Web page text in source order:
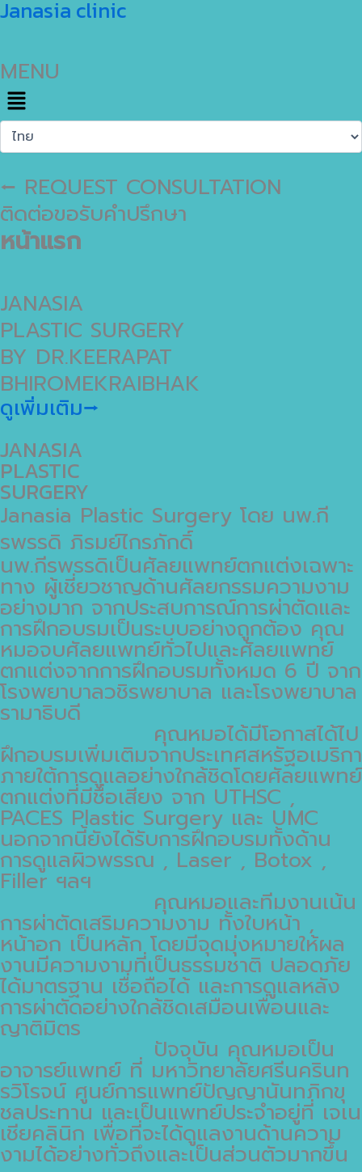
Skip
Janasia clinic
MENU
Choose
a
⭠ REQUEST CONSULTATION
ติดต่อขอรับคำปรึกษา
หน้าแรก
JANASIA
PLASTIC SURGERY
BY DR.KEERAPAT
BHIROMEKRAIBHAK
ดูเพิ่มเติม⭢
JANASIA
PLASTIC
SURGERY
Janasia Plastic Surgery โดย นพ.กี
รพรรดิ ภิรมย์ไกรภักดิ์
นพ.กีรพรรดิเป็นศัลยแพทย์ตกแต่งเฉพาะ
ทาง ผู้เชี่ยวชาญด้านศัลยกรรมความงาม
อย่างมาก จากประสบการณ์การผ่าตัดและ
การฝึกอบรมเป็นระบบอย่างถูกต้อง คุณ
หมอจบศัลยแพทย์ทั่วไปและศัลยแพทย์
ตกแต่งจากการฝึกอบรมทั้งหมด 6 ปี จาก
โรงพยาบาลวชิรพยาบาล และโรงพยาบาล
รามาธิบดี
คุณหมอได้มีโอกาสได้ไป
ฝึกอบรมเพิ่มเติมจากประเทศสหรัฐอเมริกา
ภายใต้การดูแลอย่างใกล้ชิดโดยศัลยแพทย์
ตกแต่งที่มีชื่อเสียง จาก UTHSC ,
PACES Plastic Surgery และ UMC
นอกจากนี้ยังได้รับการฝึกอบรมทั้งด้าน
การดูแลผิวพรรณ , Laser , Botox ,
Filler ฯลฯ
คุณหมอและทีมงานเน้น
การผ่าตัดเสริมความงาม ทั้งใบหน้า ,
หน้าอก เป็นหลัก โดยมีจุดมุ่งหมายให้ผล
งานมีความงามที่เป็นธรรมชาติ ปลอดภัย
ได้มาตรฐาน เชื่อถือได้ และการดูแลหลัง
การผ่าตัดอย่างใกล้ชิดเสมือนเพื่อนและ
ญาติมิตร
ปัจจุบัน คุณหมอเป็น
อาจารย์แพทย์ ที่ มหาวิทยาลัยศรีนครินท
รวิโรจน์ ศูนย์การแพทย์ปัญญานันทภิกขุ
ชลประทาน และเป็นแพทย์ประจำอยู่ที่ เจเน
เชียคลินิก เพื่อที่จะได้ดูแลงานด้านความ
งามได้อย่างทั่วถึงและเป็นส่วนตัวมากขึ้น